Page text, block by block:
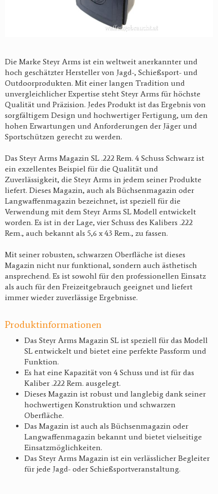
Die Marke Steyr Arms ist ein weltweit anerkannter und
hoch geschätzter Hersteller von Jagd-, Schießsport- und
Outdoorprodukten. Mit einer langen Tradition und
unvergleichlicher Expertise steht Steyr Arms für höchste
Qualität und Präzision. Jedes Produkt ist das Ergebnis von
sorgfältigem Design und hochwertiger Fertigung, um den
hohen Erwartungen und Anforderungen der Jäger und
Sportschützen gerecht zu werden.
Das Steyr Arms Magazin SL .222 Rem. 4 Schuss Schwarz ist
ein exzellentes Beispiel für die Qualität und
Zuverlässigkeit, die Steyr Arms in jedem seiner Produkte
liefert. Dieses Magazin, auch als Büchsenmagazin oder
Langwaffenmagazin bezeichnet, ist speziell für die
Verwendung mit dem Steyr Arms SL Modell entwickelt
worden. Es ist in der Lage, vier Schuss des Kalibers .222
Rem., auch bekannt als 5,6 x 43 Rem., zu fassen.
Mit seiner robusten, schwarzen Oberfläche ist dieses
Magazin nicht nur funktional, sondern auch ästhetisch
ansprechend. Es ist sowohl für den professionellen Einsatz
als auch für den Freizeitgebrauch geeignet und liefert
immer wieder zuverlässige Ergebnisse.
Produktinformationen
Das Steyr Arms Magazin SL ist speziell für das Modell
SL entwickelt und bietet eine perfekte Passform und
Funktion.
Es hat eine Kapazität von 4 Schuss und ist für das
Kaliber .222 Rem. ausgelegt.
Dieses Magazin ist robust und langlebig dank seiner
hochwertigen Konstruktion und schwarzen
Oberfläche.
Das Magazin ist auch als Büchsenmagazin oder
Langwaffenmagazin bekannt und bietet vielseitige
Einsatzmöglichkeiten.
Das Steyr Arms Magazin ist ein verlässlicher Begleiter
für jede Jagd- oder Schießsportveranstaltung.